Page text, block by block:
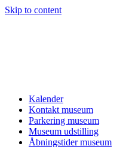
Skip to content
Kalender
Kontakt museum
Parkering museum
Museum udstilling
Åbningstider museum